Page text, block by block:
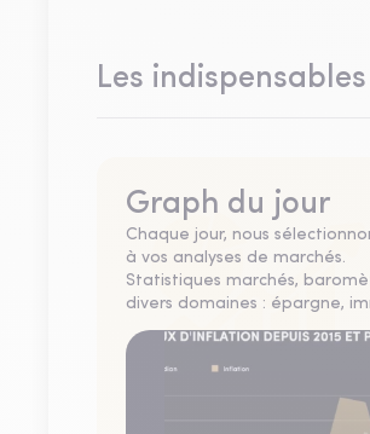
Les
Graph du jour
Chaque jour, nous
à vos analyses de marchés.
Statistiques marchés,
divers domaines : épargne,